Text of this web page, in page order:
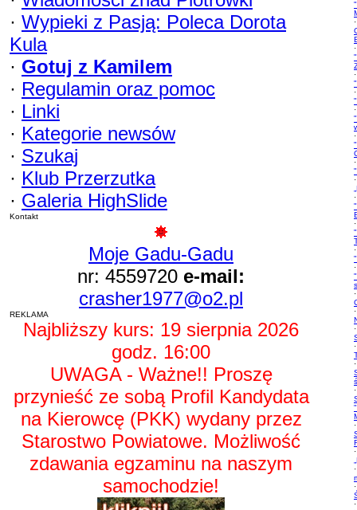
· Wypieki z Pasją: Poleca Dorota
Kula
· Gotuj z Kamilem
· Regulamin oraz pomoc
· Linki
· Kategorie newsów
· Szukaj
· Klub Przerzutka
· Galeria HighSlide
Kontakt
Moje Gadu-Gadu
nr: 4559720 e-mail:
crasher1977@o2.pl
REKLAMA
Najbliższy kurs: 19 sierpnia 2026
godz. 16:00
UWAGA - Ważne!! Proszę
przynieść ze sobą Profil Kandydata
na Kierowcę (PKK) wydany przez
Starostwo Powiatowe. Możliwość
zdawania egzaminu na naszym
samochodzie!
·
·
·
·
·
·
·
·
·
·
·
·
·
·
·
·
·
·
·
·
·
·
·